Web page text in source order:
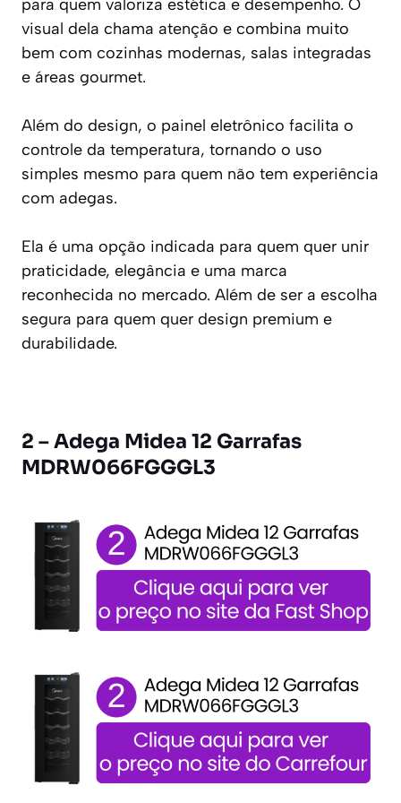
para quem valoriza estética e desempenho. O
visual dela chama atenção e combina muito
bem com cozinhas modernas, salas integradas
e áreas gourmet.
Além do design, o painel eletrônico facilita o
controle da temperatura, tornando o uso
simples mesmo para quem não tem experiência
com adegas.
Ela é uma opção indicada para quem quer unir
praticidade, elegância e uma marca
reconhecida no mercado. Além de ser a escolha
segura para quem quer design premium e
durabilidade.
2 – Adega Midea 12 Garrafas
MDRW066FGGGL3